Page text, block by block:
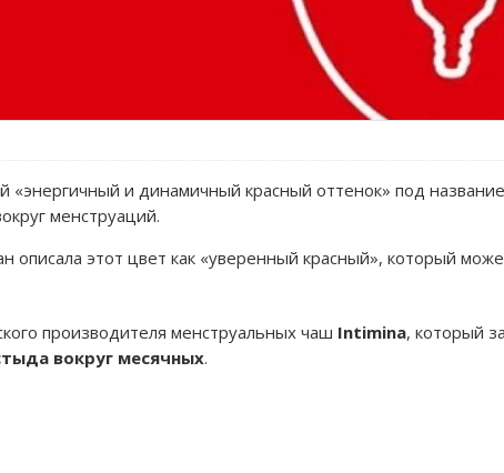
«энергичный и динамичный красный оттенок» под
менструаций.
этот цвет как «уверенный красный», который
производителя менструальных чаш Intimina, который
вокруг месячных.